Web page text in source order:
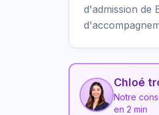
d'admission de
Chloé
Notre
en 2 min